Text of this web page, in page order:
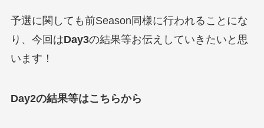
予選に関しても前Season同様に行われることにな
り、今回はDay3の結果等お伝えしていきたいと思
います！
Day2の結果等はこちらから